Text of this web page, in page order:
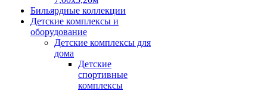
Бильярдные коллекции
Детские комплексы и
оборудование
Детские комплексы для
дома
Детские
спортивные
комплексы